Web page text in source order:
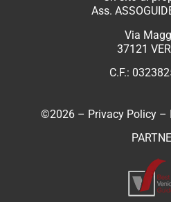
Ass.
Via
37121
C.F.:
©2026 – Privacy Policy –